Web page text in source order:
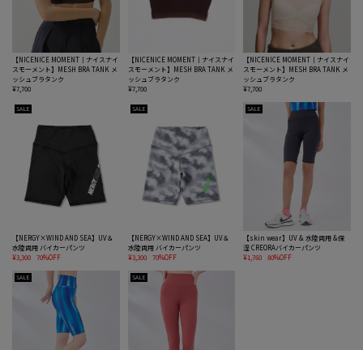
【NICENICE MOMENT｜ナイスナイ
スモーメント】MESH BRA TANK メ
ッシュブラタンク
¥7,700
【NICENICE MOMENT｜ナイスナイ
スモーメント】MESH BRA TANK メ
ッシュブラタンク
¥7,700
【NICENICE MOMENT｜ナイスナイ
スモーメント】MESH BRA TANK メ
ッシュブラタンク
¥7,700
SALE
【NERGY×WIND AND SEA】UV＆
水陸両用 バイカーパンツ
¥3,300
70%OFF
SALE
【NERGY×WIND AND SEA】UV＆
水陸両用 バイカーパンツ
¥3,300
70%OFF
SALE
【skin wear】UV & 水陸両用 &保
湿 CREORAバイカーパンツ
¥1,760
80%OFF
SALE SALE